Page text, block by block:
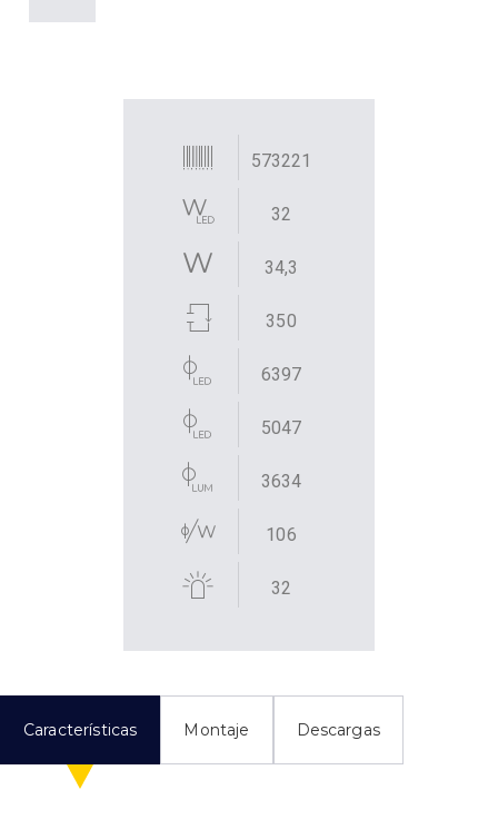
573221
32
34,3
350
6397
5047
3634
106
32
Características Montaje Descargas